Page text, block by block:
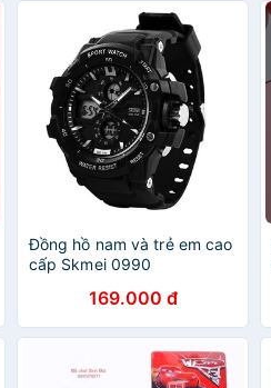
Đồng hồ nam và trẻ em cao
cấp Skmei 0990
169.000 đ